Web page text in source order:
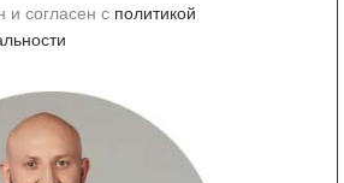
и согласен с политикой